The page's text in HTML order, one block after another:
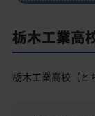
栃木工業高
栃木工業高校（と